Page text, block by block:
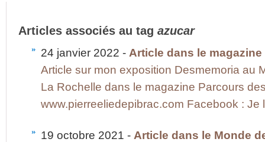
Articles associés au tag azucar
24 janvier 2022 - Article dans le
Article sur mon exposition Desmemoria au
La Rochelle dans le magazine Parcours
www.pierreeliedepibrac.com Facebook : Je
19 octobre 2021 - Article dans le Monde